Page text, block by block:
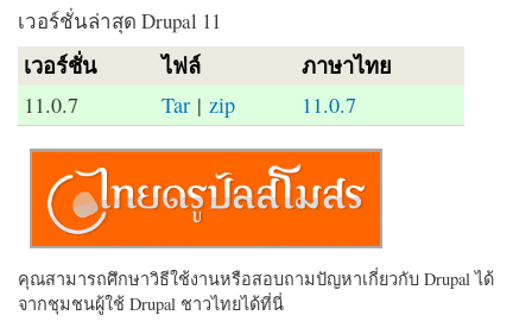
เวอร์ชั่นล่าสุด Drupal 11
เวอร์ชั่น ไฟล์ ภาษาไทย
11.0.7 Tar | zip 11.0.7
คุณสามารถศึกษาวิธีใช้งานหรือสอบถามปัญหาเกี่ยวกับ Drupal ได้
จากชุมชนผู้ใช้ Drupal ชาวไทยได้ที่นี่